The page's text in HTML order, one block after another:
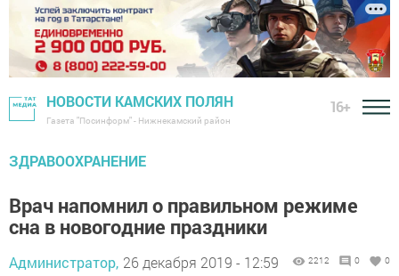
НОВОСТИ КАМСКИХ ПОЛЯН
Газета "Посинформ" - Нижнекамский район
16+
ЗДРАВООХРАНЕНИЕ
Врач напомнил о правильном режиме
сна в новогодние праздники
Администратор, 26 декабря 2019 - 12:59 2212 0 0